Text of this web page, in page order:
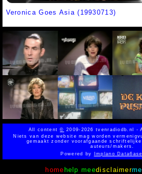
Veronica Goes Asia (19930713)
All content© 2009-2026 tvenradiodb.nl -
Niets van deze website mag worden
gemaakt zonder voorafgaande
auteurs/makers.
Powered byImplano Data6ase
homehelp meedisclaimer